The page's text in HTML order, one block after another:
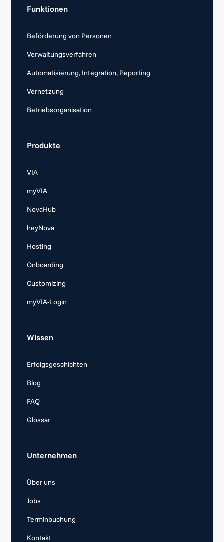
Funktionen
Beförderung von Personen
Verwaltungsverfahren
Automatisierung, Integration, Reporting
Vernetzung
Betriebsorganisation
Produkte
VIA
myVIA
NovaHub
heyNova
Hosting
Onboarding
Customizing
myVIA-Login
Wissen
Erfolgsgeschichten
Blog
FAQ
Glossar
Unternehmen
Über uns
Jobs
Terminbuchung
Kontakt